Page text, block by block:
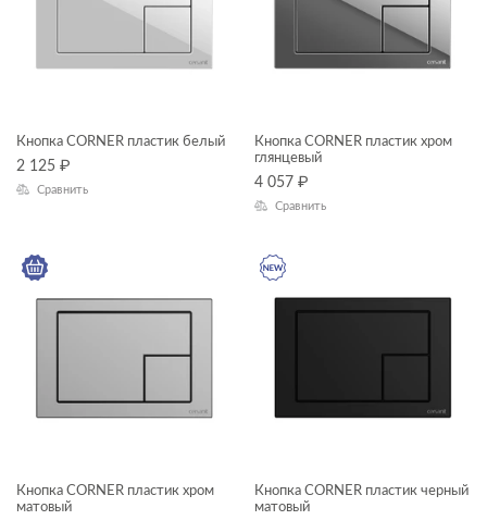
Кнопка CORNER пластик белый
2 125 ₽
Сравнить
Кнопка CORNER пластик хром
глянцевый
4 057 ₽
Сравнить
Кнопка CORNER пластик хром
матовый
Кнопка CORNER пластик черный
матовый